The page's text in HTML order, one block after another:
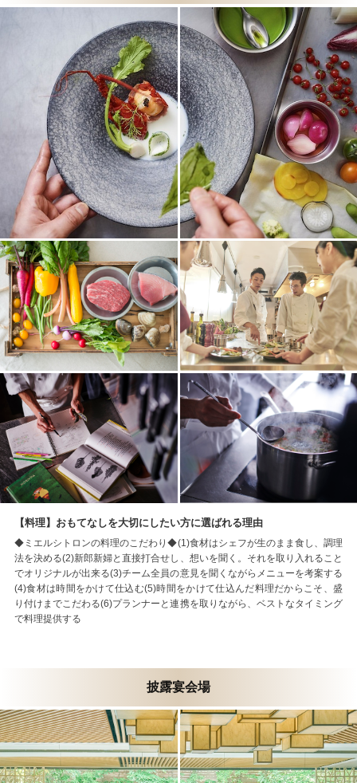
【料理】おもてなしを大切にしたい方に選ばれる理由
◆ミエルシトロンの料理のこだわり◆(1)食材はシェフが生のまま食し、調理
法を決める(2)新郎新婦と直接打合せし、想いを聞く。それを取り入れること
でオリジナルが出来る(3)チーム全員の意見を聞くながらメニューを考案する
(4)食材は時間をかけて仕込む(5)時間をかけて仕込んだ料理だからこそ、盛
り付けまでこだわる(6)プランナーと連携を取りながら、ベストなタイミング
で料理提供する
披露宴会場